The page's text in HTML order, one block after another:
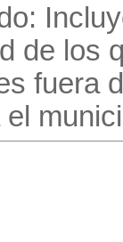
de los
fuera